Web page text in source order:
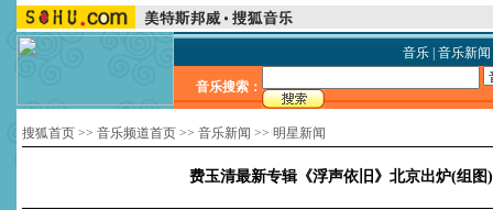
音乐| 音乐新闻
音乐搜索：
搜狐首页 >> 音乐频道首页 >> 音乐新闻 >> 明星新闻
费玉清最新专辑《浮声依旧》北京出炉(组图)